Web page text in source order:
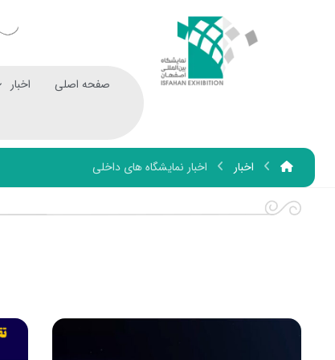
صفحه اصلی اخبار
اخبار اخبار نمایشگاه های داخلی